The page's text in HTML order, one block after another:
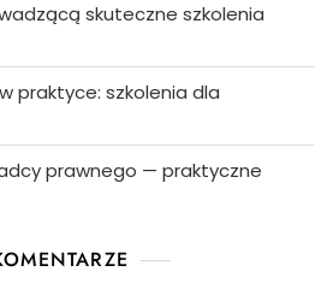
skuteczne szkolenia
praktyce: szkolenia dla
prawnego — praktyczne